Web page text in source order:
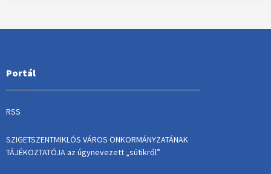
Portál
RSS
SZIGETSZENTMIKLÓS VÁROS ÖNKORMÁNYZATÁNAK
TÁJÉKOZTATÓJA az úgynevezett „sütikről”